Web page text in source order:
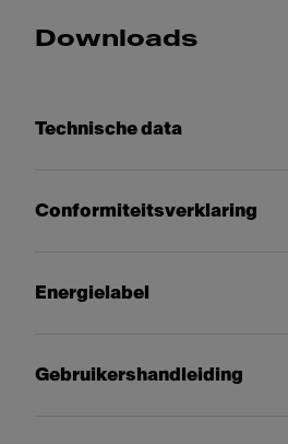
Downloads
Technische data
Conformiteitsverklaring
Energielabel
Gebruikershandleiding